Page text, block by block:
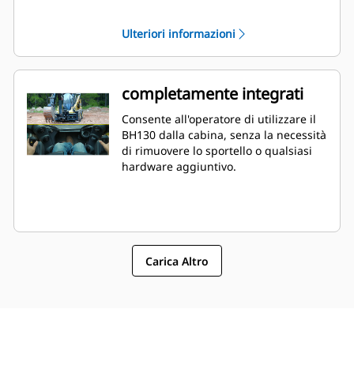
Ulteriori informazioni
completamente integrati
Consente all'operatore di utilizzare il
BH130 dalla cabina, senza la necessità
di rimuovere lo sportello o qualsiasi
hardware aggiuntivo.
Carica Altro